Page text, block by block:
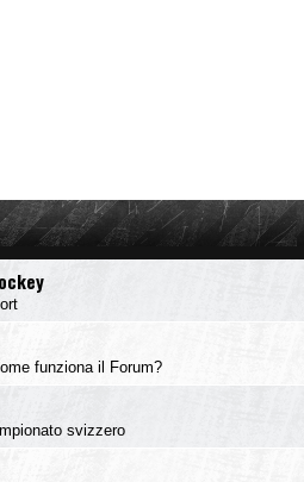
funziona il Forum?
svizzero